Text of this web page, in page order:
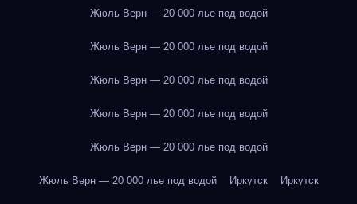
Жюль Верн — 20 000 лье под водой
Жюль Верн — 20 000 лье под водой
Жюль Верн — 20 000 лье под водой
Жюль Верн — 20 000 лье под водой
Жюль Верн — 20 000 лье под водой
Жюль Верн — 20 000 лье под водой Иркутск Иркутск